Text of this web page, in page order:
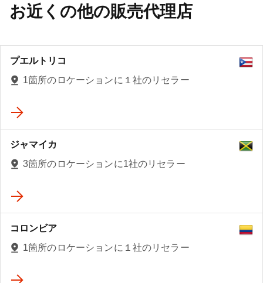
お近くの他の販売代理店
プエルトリコ
1箇所のロケーションに１社のリセラー
ジャマイカ
3箇所のロケーションに1社のリセラー
コロンビア
1箇所のロケーションに１社のリセラー